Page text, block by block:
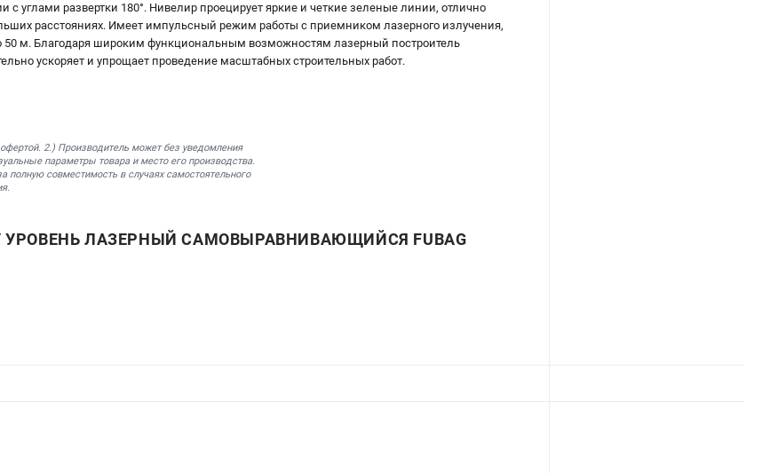
с углами развертки 180°. Нивелир проецирует яркие и четкие зеленые линии, отлично
расстояниях. Имеет импульсный режим работы с приемником лазерного излучения,
50 м. Благодаря широким функциональным возможностям лазерный построитель
ускоряет и упрощает проведение масштабных строительных работ.
2.) Производитель может без уведомления
параметры товара и место его производства.
полную совместимость в случаях самостоятельного
ЛАЗЕРНЫЙ САМОВЫРАВНИВАЮЩИЙСЯ FUBAG